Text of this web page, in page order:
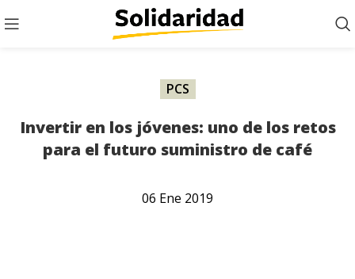
PCS
Invertir en los jóvenes: uno de los retos
para el futuro suministro de café
06 Ene 2019